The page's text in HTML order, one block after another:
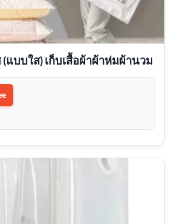
บบใส) เก็บเสื้อผ้าผ้าห่มผ้านวม